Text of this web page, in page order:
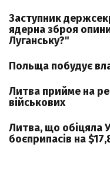
Заступник
ядерна зброя
Луганську?"
Польща побудує
Литва прийме на
військових
Литва, що обіцяла
боєприпасів на